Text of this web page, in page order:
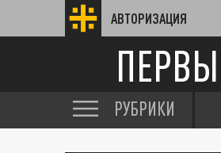
АВТОРИЗАЦИЯ
РУБРИКИ